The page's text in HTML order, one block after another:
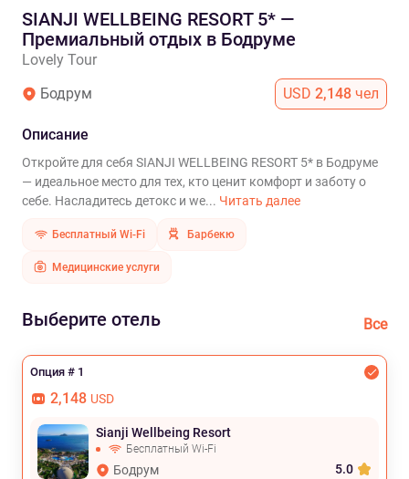
SIANJI WELLBEING RESORT 5* —
Премиальный отдых в Бодруме
Lovely Tour
Бодрум
USD 2,148 чел
Описание
Откройте для себя SIANJI WELLBEING RESORT 5* в Бодруме
— идеальное место для тех, кто ценит комфорт и заботу о
себе. Насладитесь детокс и we... Читать далее
Бесплатный Wi-Fi Барбекю
Медицинские услуги
Выберите отель Все
Опция # 1
2,148 USD
Sianji Wellbeing Resort
Бесплатный Wi-Fi
Бодрум 5.0